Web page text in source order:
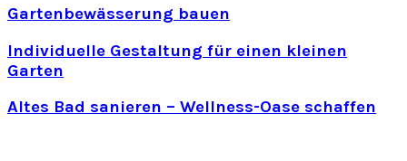
Gartenbewässerung bauen
Individuelle Gestaltung für einen kleinen
Garten
Altes Bad sanieren – Wellness-Oase schaffen